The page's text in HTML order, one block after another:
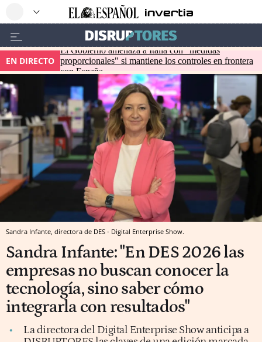
EN DIRECTO
El Gobierno amenaza a Italia con "medidas
proporcionales" si mantiene los controles en frontera
con España
Sandra Infante, directora de DES - Digital Enterprise Show.
Sandra Infante: "En DES 2026 las
empresas no buscan conocer la
tecnología, sino saber cómo
integrarla con resultados"
La directora del Digital Enterprise Show anticipa a